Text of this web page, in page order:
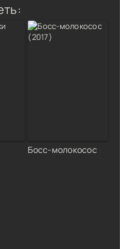
Босс-молокосос